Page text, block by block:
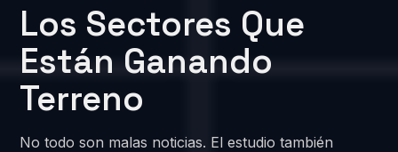
Los Sectores Que
Están Ganando
Terreno
No todo son malas noticias. El estudio también